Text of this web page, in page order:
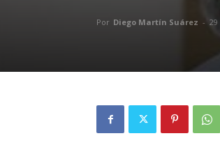
Por Diego Martín Suárez -